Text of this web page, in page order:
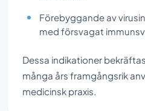
Förebyggande av
med försvagat
Dessa indikationer
många års framgångsrik
medicinsk praxis.